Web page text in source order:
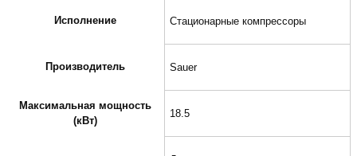
Исполнение Стационарные компрессоры
Производитель Sauer
Максимальная мощность
(кВт)
18.5